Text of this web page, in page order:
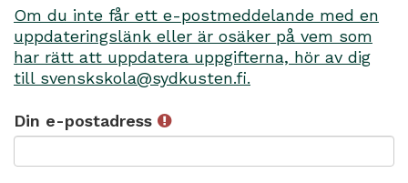
Om du inte får ett e-postmeddelande med en
uppdateringslänk eller är osäker på vem som
har rätt att uppdatera uppgifterna, hör av dig
till svenskskola@sydkusten.fi.
Din e-postadress